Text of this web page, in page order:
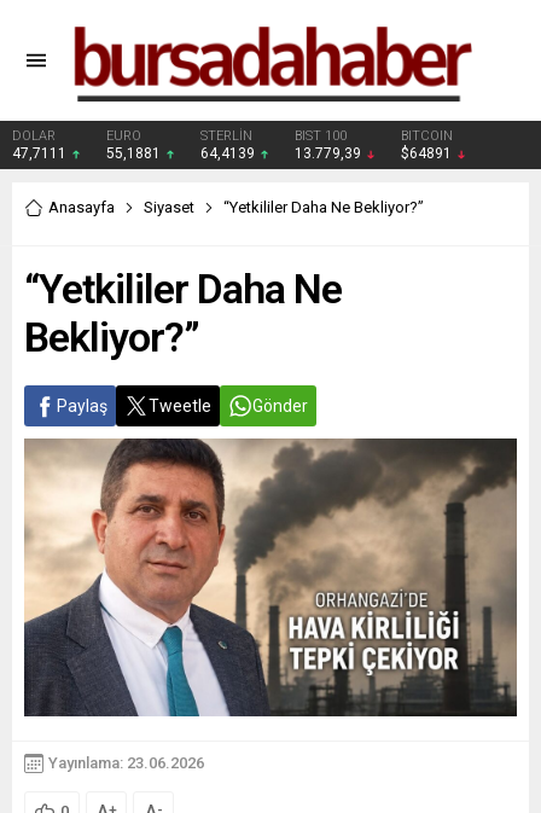
DOLAR
47,7111
EURO
55,1881
STERLİN
64,4139
BIST 100
13.779,39
BITCOIN
$64891
Anasayfa Siyaset “Yetkililer Daha Ne Bekliyor?”
“Yetkililer Daha Ne
Bekliyor?”
Paylaş Tweetle Gönder
Yayınlama: 23.06.2026